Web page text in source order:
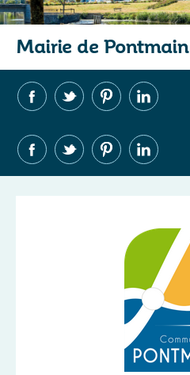
Mairie de Pontmain